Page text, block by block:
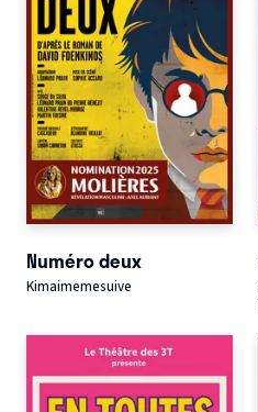
Numéro deux
Kimaimemesuive